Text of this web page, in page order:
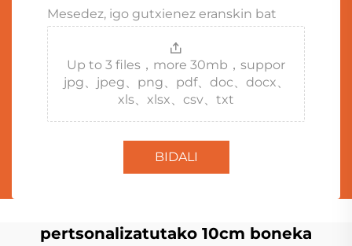
Mesedez, igo gutxienez eranskin bat
Up to 3 files，more 30mb，suppor
jpg、jpeg、png、pdf、doc、docx、
xls、xlsx、csv、txt
BIDALI
pertsonalizatutako 10cm boneka